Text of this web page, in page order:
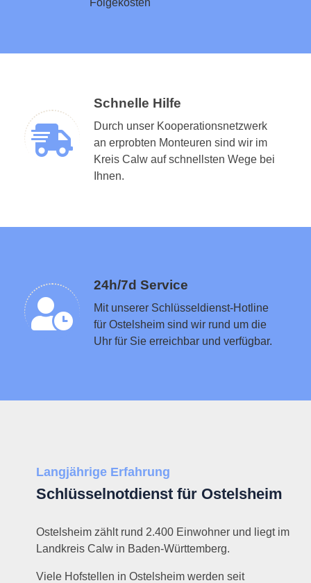
Folgekosten
Schnelle Hilfe
Durch unser Kooperationsnetzwerk
an erprobten Monteuren sind wir im
Kreis Calw auf schnellsten Wege bei
Ihnen.
24h/7d Service
Mit unserer Schlüsseldienst-Hotline
für Ostelsheim sind wir rund um die
Uhr für Sie erreichbar und verfügbar.
Schlüsseldienst in der Nähe vermitteln
Langjährige Erfahrung
Schlüsselnotdienst für Ostelsheim
Ostelsheim zählt rund 2.400 Einwohner und liegt im
Landkreis Calw in Baden-Württemberg.
Viele Hofstellen in Ostelsheim werden seit